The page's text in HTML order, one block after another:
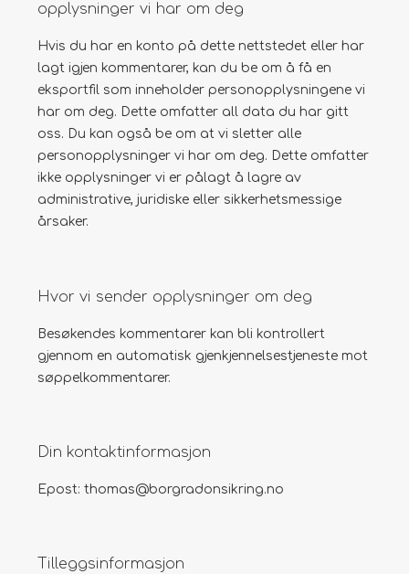
opplysninger vi har om deg
Hvis du har en konto på dette nettstedet eller har
lagt igjen kommentarer, kan du be om å få en
eksportfil som inneholder personopplysningene vi
har om deg. Dette omfatter all data du har gitt
oss. Du kan også be om at vi sletter alle
personopplysninger vi har om deg. Dette omfatter
ikke opplysninger vi er pålagt å lagre av
administrative, juridiske eller sikkerhetsmessige
årsaker.
Hvor vi sender opplysninger om deg
Besøkendes kommentarer kan bli kontrollert
gjennom en automatisk gjenkjennelsestjeneste mot
søppelkommentarer.
Din kontaktinformasjon
Epost: thomas@borgradonsikring.no
Tilleggsinformasjon